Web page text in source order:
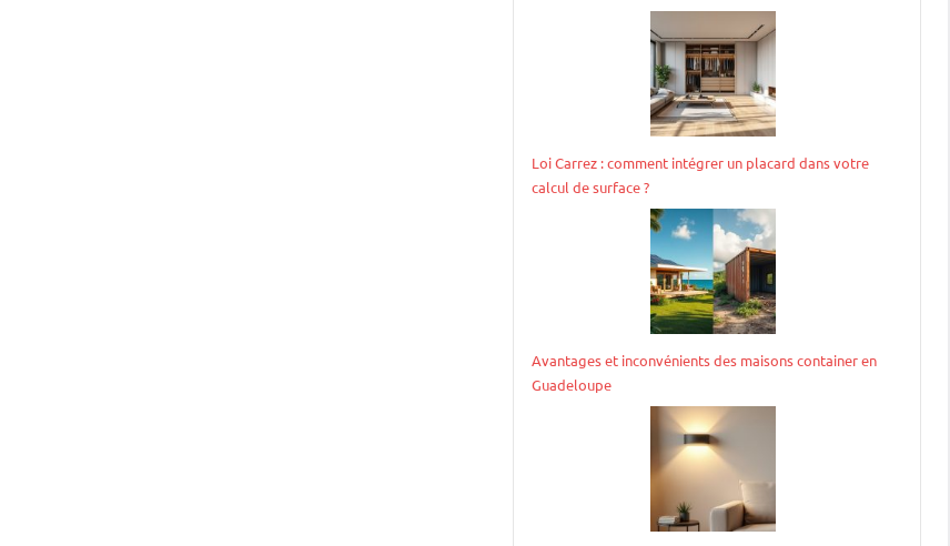
Loi Carrez : comment intégrer un placard dans votre
calcul de surface ?
Avantages et inconvénients des maisons container en
Guadeloupe